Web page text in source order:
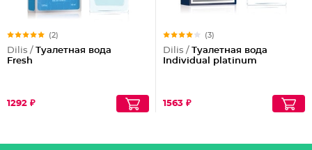
(2)
Dilis / Туалетная вода
Fresh
1292 ₽
(3)
Dilis / Туалетная вода
Individual platinum
1563 ₽